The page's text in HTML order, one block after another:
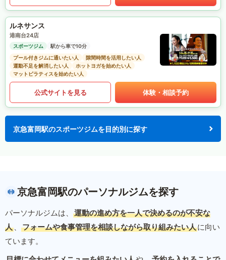
ルネサンス
港南台24店
スポーツジム
駅から車で10分
プール付きジムに通いたい人
隙間時間を活用したい人
運動不足を解消したい人
ホットヨガを始めたい人
マットピラティスを始めたい人
公式サイトを見る 体験・相談予約
京急富岡駅のスポーツジムを目的別に探す
京急富岡駅のパーソナルジムを探す
パーソナルジムは、
運動の進め方を一人で決めるのが不安な
人 、 フォームや食事管理を相談しながら取り組みたい人に向い
ています。